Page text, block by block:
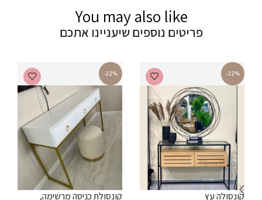
You may also like
פריטים נוספים שיעניינו אתכם
-22%
קונסולה עץ
-22%
קונסולת כניסה מרשימה,